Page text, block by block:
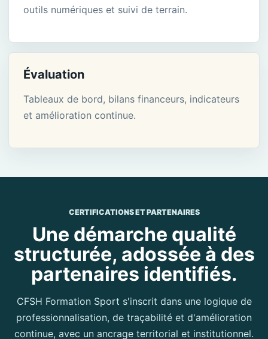
outils numériques et suivi de terrain.
Évaluation
Tableaux de bord, bilans financeurs, indicateurs
et amélioration continue.
CERTIFICATIONS ET PARTENAIRES
Une démarche qualité
structurée, adossée à des
partenaires identifiés.
CFSH Formation Sport s'inscrit dans une logique de
professionnalisation, de traçabilité et d'amélioration
continue, avec un ancrage territorial et institutionnel.